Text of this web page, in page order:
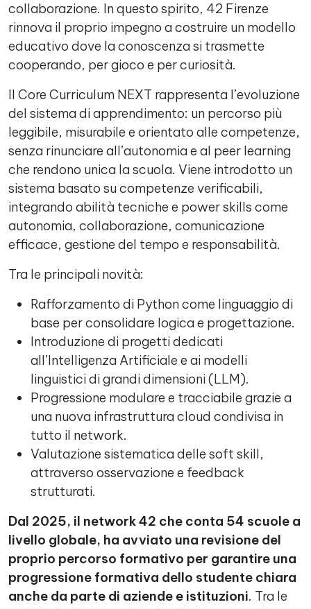
collaborazione. In questo spirito, 42 Firenze
rinnova il proprio impegno a costruire un modello
educativo dove la conoscenza si trasmette
cooperando, per gioco e per curiosità.
Il Core Curriculum NEXT rappresenta l’evoluzione
del sistema di apprendimento: un percorso più
leggibile, misurabile e orientato alle competenze,
senza rinunciare all’autonomia e al peer learning
che rendono unica la scuola. Viene introdotto un
sistema basato su competenze verificabili,
integrando abilità tecniche e power skills come
autonomia, collaborazione, comunicazione
efficace, gestione del tempo e responsabilità.
Tra le principali novità:
Rafforzamento di Python come linguaggio di
base per consolidare logica e progettazione.
Introduzione di progetti dedicati
all’Intelligenza Artificiale e ai modelli
linguistici di grandi dimensioni (LLM).
Progressione modulare e tracciabile grazie a
una nuova infrastruttura cloud condivisa in
tutto il network.
Valutazione sistematica delle soft skill,
attraverso osservazione e feedback
strutturati.
Dal 2025, il network 42 che conta 54 scuole a
livello globale, ha avviato una revisione del
proprio percorso formativo per garantire una
progressione formativa dello studente chiara
anche da parte di aziende e istituzioni. Tra le